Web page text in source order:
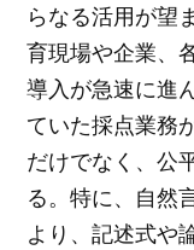
らなる活用が望
育現場や企業、
導入が急速に進
ていた採点業務
だけでなく、公
る。特に、自然
より、記述式や